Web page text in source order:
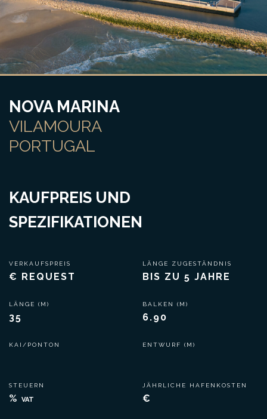
NOVA MARINA
VILAMOURA
PORTUGAL
KAUFPREIS UND
SPEZIFIKATIONEN
VERKAUFSPREIS
€ REQUEST
LÄNGE (M)
35
KAI/PONTON
STEUERN
% VAT
LÄNGE ZUGESTÄNDNIS
BIS ZU 5 JAHRE
BALKEN (M)
6.90
ENTWURF (M)
JÄHRLICHE HAFENKOSTEN
€